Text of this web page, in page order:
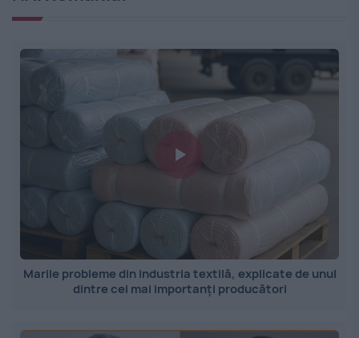
Marile probleme din industria textilă, explicate de unul
dintre cei mai importanți producători